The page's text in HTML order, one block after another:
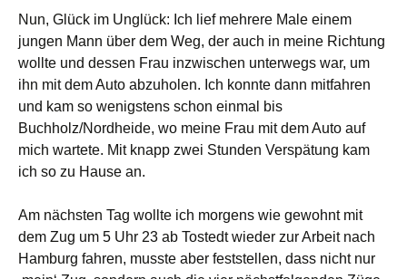
Nun, Glück im Unglück: Ich lief mehrere Male einem
jungen Mann über dem Weg, der auch in meine Richtung
wollte und dessen Frau inzwischen unterwegs war, um
ihn mit dem Auto abzuholen. Ich konnte dann mitfahren
und kam so wenigstens schon einmal bis
Buchholz/Nordheide, wo meine Frau mit dem Auto auf
mich wartete. Mit knapp zwei Stunden Verspätung kam
ich so zu Hause an.
Am nächsten Tag wollte ich morgens wie gewohnt mit
dem Zug um 5 Uhr 23 ab Tostedt wieder zur Arbeit nach
Hamburg fahren, musste aber feststellen, dass nicht nur